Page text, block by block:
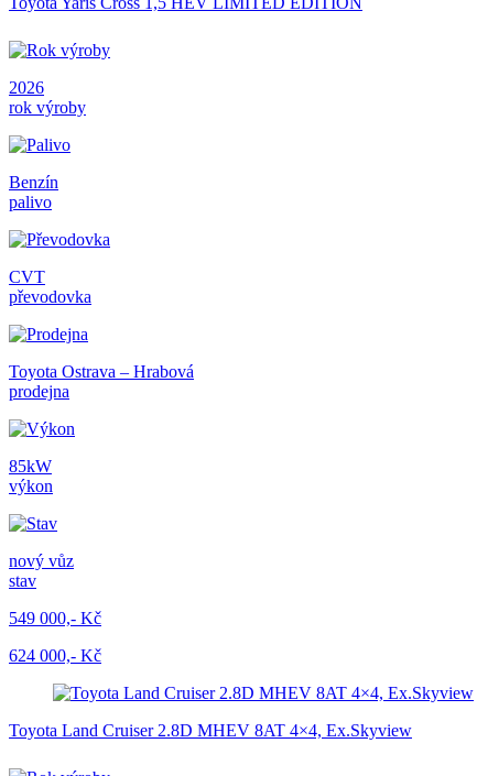
2026
rok výroby
Benzín
palivo
CVT
převodovka
Toyota Ostrava – Hrabová
prodejna
85kW
výkon
nový vůz
stav
549 000,- Kč
624 000,- Kč
Toyota Land Cruiser 2.8D MHEV 8AT 4×4, Ex.Skyview